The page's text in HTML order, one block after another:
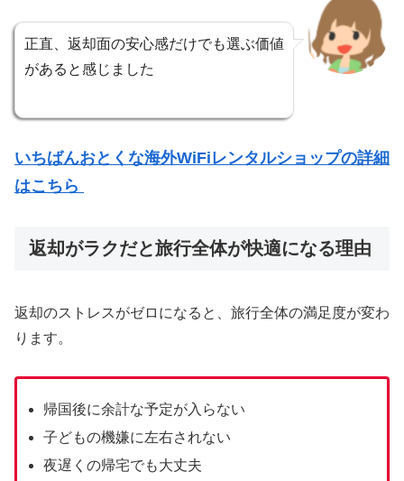
正直、返却面の安心感だけでも選ぶ価値
があると感じました
いちばんおとくな海外WiFiレンタルショップの詳細
はこちら
返却がラクだと旅行全体が快適になる理由
返却のストレスがゼロになると、旅行全体の満足度が変わ
ります。
帰国後に余計な予定が入らない
子どもの機嫌に左右されない
夜遅くの帰宅でも大丈夫